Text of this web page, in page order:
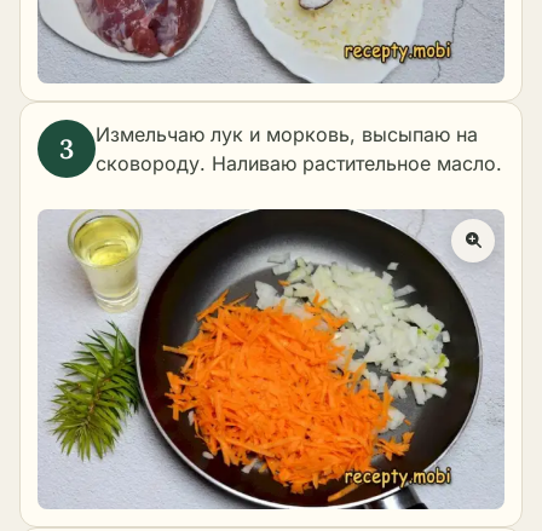
Измельчаю лук и морковь, высыпаю на
сковороду. Наливаю растительное масло.